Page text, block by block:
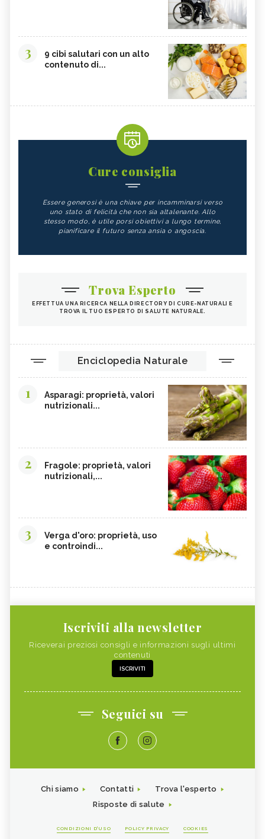
3
9 cibi salutari con un alto
contenuto di...
Cure consiglia
Essere generosi è una chiave per incamminarsi verso
uno stato di felicità che non sia altalenante. Allo
stesso modo, è utile porsi obiettivi a lungo termine,
pianificare il futuro senza ansia o angoscia.
Trova Esperto
EFFETTUA UNA RICERCA NELLA DIRECTORY DI CURE-NATURALI E
TROVA IL TUO ESPERTO DI SALUTE NATURALE.
Enciclopedia Naturale
1
Asparagi: proprietà, valori
nutrizionali...
2
Fragole: proprietà, valori
nutrizionali,...
3
Verga d'oro: proprietà, uso
e controindi...
Iscriviti alla newsletter
Riceverai preziosi consigli e informazioni sugli ultimi
contenuti
ISCRIVITI
Seguici su
Chi siamo Contatti
Trova l'esperto
Risposte di salute
CONDIZIONI D'USO POLICY PRIVACY COOKIES